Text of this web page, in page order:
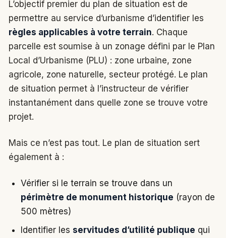
L’objectif premier du plan de situation est de
permettre au service d’urbanisme d’identifier les
règles applicables à votre terrain. Chaque
parcelle est soumise à un zonage défini par le Plan
Local d’Urbanisme (PLU) : zone urbaine, zone
agricole, zone naturelle, secteur protégé. Le plan
de situation permet à l’instructeur de vérifier
instantanément dans quelle zone se trouve votre
projet.
Mais ce n’est pas tout. Le plan de situation sert
également à :
Vérifier si le terrain se trouve dans un
périmètre de monument historique (rayon de
500 mètres)
Identifier les servitudes d’utilité publique qui